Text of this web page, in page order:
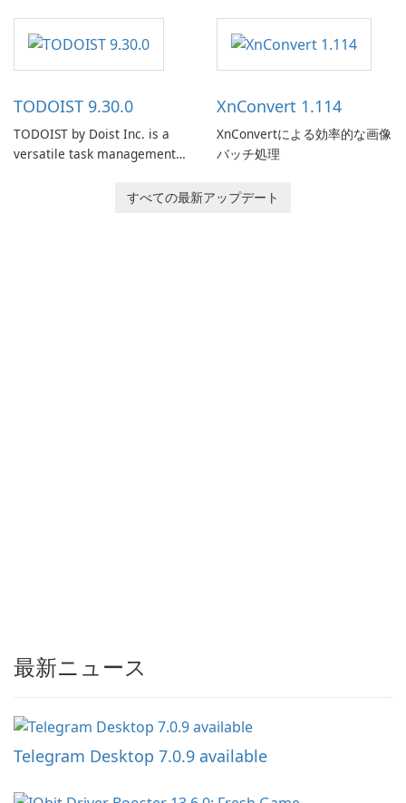
software designed to help
users capture, organize, and
access information across
TODOIST 9.30.0
TODOIST by Doist Inc. is a
versatile task management
individuals and teams
XnConvert 1.114
XnConvertによる効率的な画像
バッチ処理
すべての最新アップデート
最新ニュース
Telegram Desktop 7.0.9 available